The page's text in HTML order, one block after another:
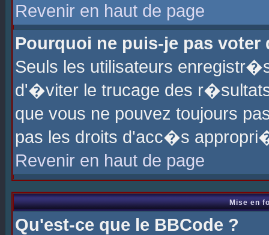
Revenir en haut de page
Pourquoi ne puis-je pas voter
Seuls les utilisateurs
d'�viter le trucage des
que vous ne pouvez toujours
pas les droits d'acc�s
Revenir en haut de page
Mise en
Qu'est-ce que le BBCode ?